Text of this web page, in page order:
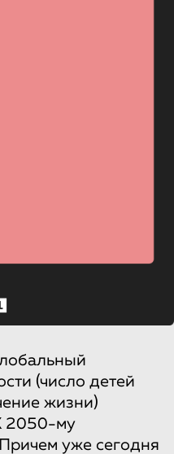
(число детей
жизни)
2050-му
уже сегодня